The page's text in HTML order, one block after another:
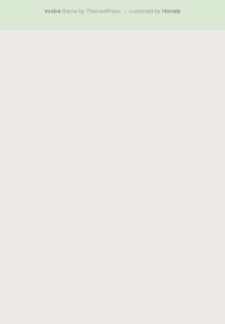
evolvetheme by Theme4Press • customed by Homely